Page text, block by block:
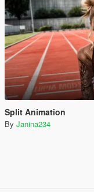
Split Animation
By Janina234